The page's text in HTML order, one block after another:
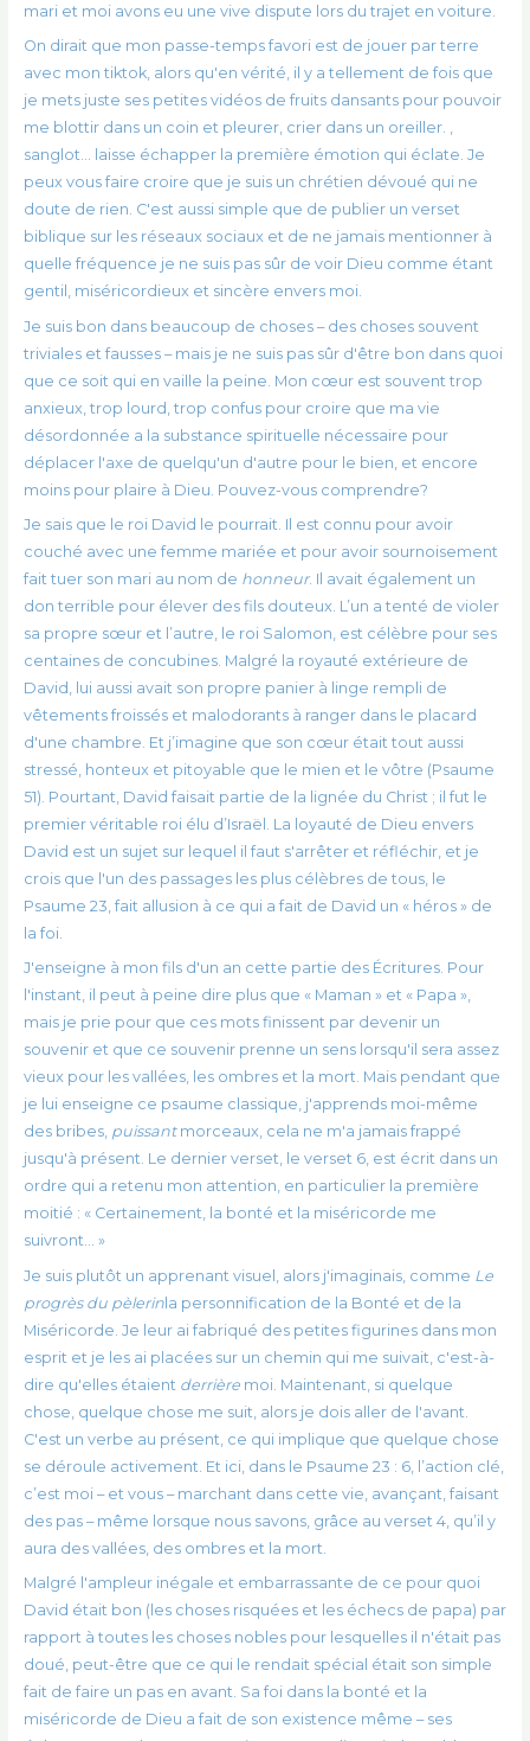
mari et moi avons eu une vive dispute lors du trajet en voiture.
On dirait que mon passe-temps favori est de jouer par terre
avec mon tiktok, alors qu'en vérité, il y a tellement de fois que
je mets juste ses petites vidéos de fruits dansants pour pouvoir
me blottir dans un coin et pleurer, crier dans un oreiller. ,
sanglot… laisse échapper la première émotion qui éclate. Je
peux vous faire croire que je suis un chrétien dévoué qui ne
doute de rien. C'est aussi simple que de publier un verset
biblique sur les réseaux sociaux et de ne jamais mentionner à
quelle fréquence je ne suis pas sûr de voir Dieu comme étant
gentil, miséricordieux et sincère envers moi.
Je suis bon dans beaucoup de choses – des choses souvent
triviales et fausses – mais je ne suis pas sûr d'être bon dans quoi
que ce soit qui en vaille la peine. Mon cœur est souvent trop
anxieux, trop lourd, trop confus pour croire que ma vie
désordonnée a la substance spirituelle nécessaire pour
déplacer l'axe de quelqu'un d'autre pour le bien, et encore
moins pour plaire à Dieu. Pouvez-vous comprendre?
Je sais que le roi David le pourrait. Il est connu pour avoir
couché avec une femme mariée et pour avoir sournoisement
fait tuer son mari au nom de honneur. Il avait également un
don terrible pour élever des fils douteux. L’un a tenté de violer
sa propre sœur et l’autre, le roi Salomon, est célèbre pour ses
centaines de concubines. Malgré la royauté extérieure de
David, lui aussi avait son propre panier à linge rempli de
vêtements froissés et malodorants à ranger dans le placard
d'une chambre. Et j’imagine que son cœur était tout aussi
stressé, honteux et pitoyable que le mien et le vôtre (Psaume
51). Pourtant, David faisait partie de la lignée du Christ ; il fut le
premier véritable roi élu d’Israël. La loyauté de Dieu envers
David est un sujet sur lequel il faut s'arrêter et réfléchir, et je
crois que l'un des passages les plus célèbres de tous, le
Psaume 23, fait allusion à ce qui a fait de David un « héros » de
la foi.
J'enseigne à mon fils d'un an cette partie des Écritures. Pour
l'instant, il peut à peine dire plus que « Maman » et « Papa »,
mais je prie pour que ces mots finissent par devenir un
souvenir et que ce souvenir prenne un sens lorsqu'il sera assez
vieux pour les vallées, les ombres et la mort. Mais pendant que
je lui enseigne ce psaume classique, j'apprends moi-même
des bribes, puissantmorceaux, cela ne m'a jamais frappé
jusqu'à présent. Le dernier verset, le verset 6, est écrit dans un
ordre qui a retenu mon attention, en particulier la première
moitié : « Certainement, la bonté et la miséricorde me
suivront… »
Je suis plutôt un apprenant visuel, alors j'imaginais, comme Le
progrès du pèlerinla personnification de la Bonté et de la
Miséricorde. Je leur ai fabriqué des petites figurines dans mon
esprit et je les ai placées sur un chemin qui me suivait, c'est-à-
dire qu'elles étaient derrièremoi. Maintenant, si quelque
chose, quelque chose me suit, alors je dois aller de l'avant.
C'est un verbe au présent, ce qui implique que quelque chose
se déroule activement. Et ici, dans le Psaume 23 : 6, l’action clé,
c’est moi – et vous – marchant dans cette vie, avançant, faisant
des pas – même lorsque nous savons, grâce au verset 4, qu’il y
aura des vallées, des ombres et la mort.
Malgré l'ampleur inégale et embarrassante de ce pour quoi
David était bon (les choses risquées et les échecs de papa) par
rapport à toutes les choses nobles pour lesquelles il n'était pas
doué, peut-être que ce qui le rendait spécial était son simple
fait de faire un pas en avant. Sa foi dans la bonté et la
miséricorde de Dieu a fait de son existence même – ses